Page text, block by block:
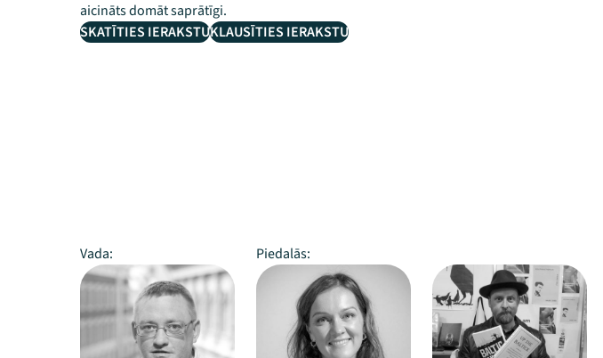
aicināts domāt saprātīgi.
SKATĪTIES IERAKSTUKLAUSĪTIES IERAKSTU
Vada:
Piedalās: